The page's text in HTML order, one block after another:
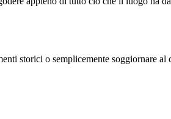
storici o semplicemente soggiornare